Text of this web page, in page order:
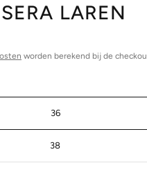
LAREN
worden berekend bij de
36
38